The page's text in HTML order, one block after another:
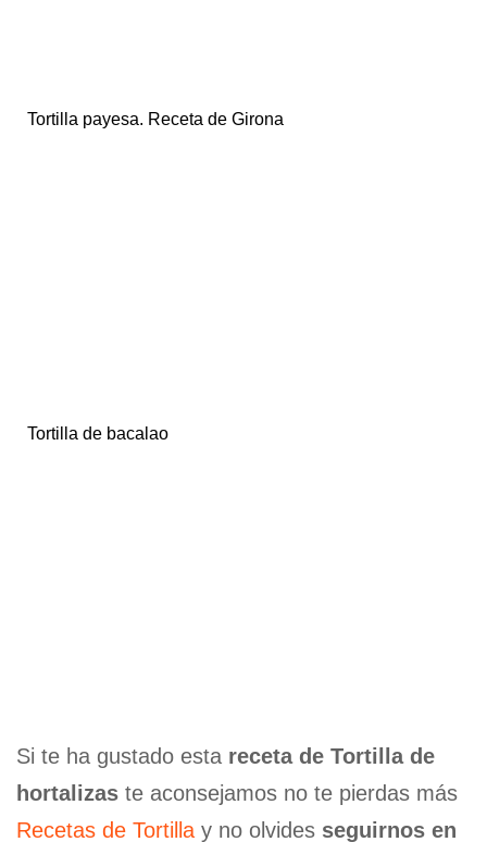
Tortilla payesa. Receta de Girona
Tortilla de bacalao
Si te ha gustado esta receta de Tortilla de
hortalizas te aconsejamos no te pierdas más
Recetas de Tortilla y no olvides seguirnos en